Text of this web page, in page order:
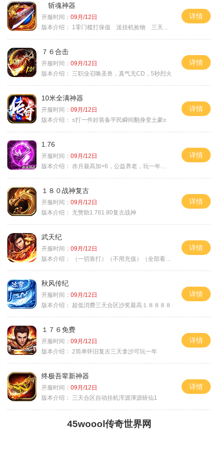
斩魂神器
开服时间： 09月/12日
版本介绍：
1零门槛打保值 送挂机捡物 三天合区
详情
７６合击
开服时间： 09月/12日
版本介绍：
三职业召唤圣兽，真气无CD，5秒烈火
详情
10米全满神器
开服时间： 09月/12日
版本介绍： ≤打一件好装备平民瞬间翻身变土豪≥
详情
1.76
开服时间： 09月/12日
版本介绍： 赤月最高加+6，公益养老，玩一年不腻，屠龙
详情
１８０战神复古
开服时间： 09月/12日
版本介绍： 无赞助1.761.80复古战神
详情
武天纪
开服时间： 09月/12日
版本介绍：
（一切靠打）（不用充值）（全部看脸）
详情
秋风传纪
开服时间： 09月/12日
版本介绍：
超低消费三天合区沙奖最高１８８８８
详情
１７６免费
开服时间： 09月/12日
版本介绍： 2简单怀旧复古三天拿沙可玩一年
详情
终极吾辈新神器
开服时间： 09月/12日
版本介绍：
三天合区自动挂机浑源渾源斩仙1
详情
45woool传奇世界网